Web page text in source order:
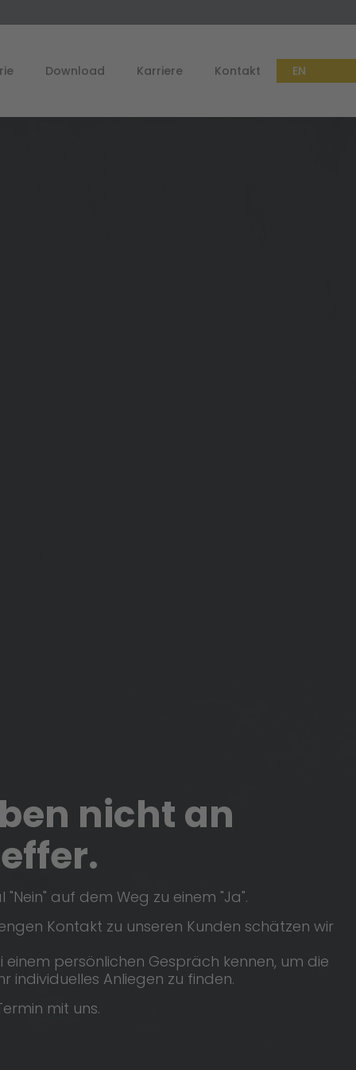
Download Karriere Kontakt EN
nicht an
auf dem Weg zu einem "Ja".
Kontakt zu unseren Kunden schätzen wir
einem persönlichen Gespräch kennen, um die
individuelles Anliegen zu finden.
mit uns.